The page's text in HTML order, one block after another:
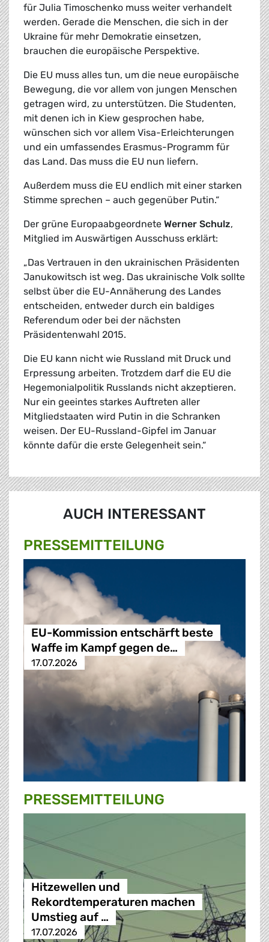
für Julia Timoschenko muss weiter verhandelt
werden. Gerade die Menschen, die sich in der
Ukraine für mehr Demokratie einsetzen,
brauchen die europäische Perspektive.
Die EU muss alles tun, um die neue europäische
Bewegung, die vor allem von jungen Menschen
getragen wird, zu unterstützen. Die Studenten,
mit denen ich in Kiew gesprochen habe,
wünschen sich vor allem Visa-Erleichterungen
und ein umfassendes Erasmus-Programm für
das Land. Das muss die EU nun liefern.
Außerdem muss die EU endlich mit einer starken
Stimme sprechen – auch gegenüber Putin.“
Der grüne Europaabgeordnete Werner Schulz,
Mitglied im Auswärtigen Ausschuss erklärt:
„Das Vertrauen in den ukrainischen Präsidenten
Janukowitsch ist weg. Das ukrainische Volk sollte
selbst über die EU-Annäherung des Landes
entscheiden, entweder durch ein baldiges
Referendum oder bei der nächsten
Präsidentenwahl 2015.
Die EU kann nicht wie Russland mit Druck und
Erpressung arbeiten. Trotzdem darf die EU die
Hegemonialpolitik Russlands nicht akzeptieren.
Nur ein geeintes starkes Auftreten aller
Mitgliedstaaten wird Putin in die Schranken
weisen. Der EU-Russland-Gipfel im Januar
könnte dafür die erste Gelegenheit sein.“
AUCH INTERESSANT
PRESSE­MITTEILUNG
EU-Kommission entschärft beste
Waffe im Kampf gegen de…
17.07.2026
PRESSE­MITTEILUNG
Hitzewellen und
Rekordtemperaturen machen
Umstieg auf …
17.07.2026